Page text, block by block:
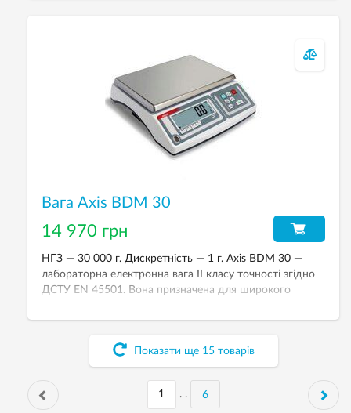
Вага Axis BDM 30
14 970 грн
НГЗ — 30 000 г. Дискретність — 1 г. Axis BDM 30 —
лабораторна електронна вага IІ класу точності згідно
ДСТУ EN 45501. Вона призначена для широкого
Показати ще 15 товарів
. . 6